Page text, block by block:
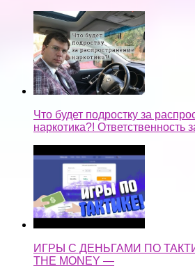
Что будет подростку за
наркотика?! Ответственность
ИГРЫ С ДЕНЬГАМИ ПО
THE MONEY —